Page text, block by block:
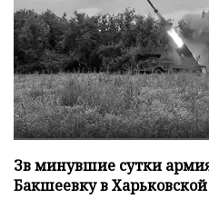
Зв минувшие сутки
Бакшеевку в